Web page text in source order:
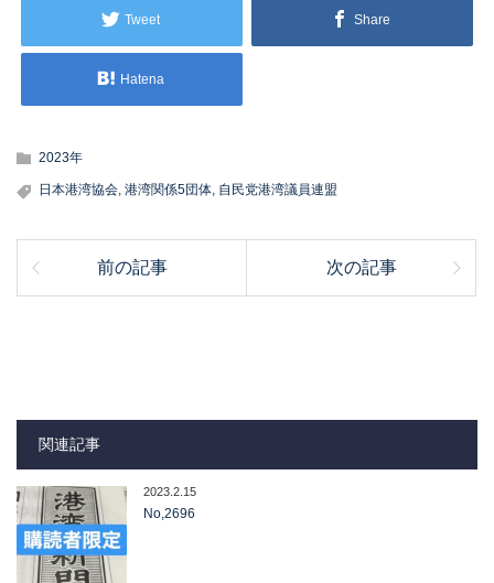
Tweet Share
Hatena
2023年
日本港湾協会, 港湾関係5団体, 自民党港湾議員連盟
前の記事 次の記事
関連記事
2023.2.15
No,2696